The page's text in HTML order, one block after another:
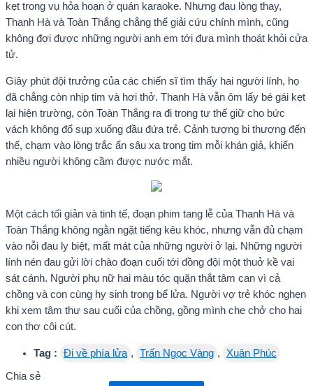
kẹt trong vụ hỏa hoạn ở quán karaoke. Nhưng đau lòng thay,
Thanh Hà và Toàn Thắng chẳng thể giải cứu chính mình, cũng
không đợi được những người anh em tới đưa mình thoát khỏi cửa
tử.
Giây phút đội trưởng của các chiến sĩ tìm thấy hai người lính, họ
đã chẳng còn nhịp tim và hơi thở. Thanh Hà vẫn ôm lấy bé gái kẹt
lại hiện trường, còn Toàn Thắng ra đi trong tư thế giữ cho bức
vách không đổ sụp xuống đầu đứa trẻ. Cảnh tượng bi thương đến
thế, chạm vào lòng trắc ẩn sâu xa trong tim mỗi khán giả, khiến
nhiều người không cầm được nước mắt.
Một cách tối giản và tinh tế, đoạn phim tang lễ của Thanh Hà và
Toàn Thắng không ngằn ngặt tiếng kêu khóc, nhưng vẫn đủ chạm
vào nỗi đau ly biệt, mất mát của những người ở lại. Những người
lính nén đau gửi lời chào đoạn cuối tới đồng đội một thuở kề vai
sát cánh. Người phụ nữ hai màu tóc quặn thắt tâm can vì cả
chồng và con cùng hy sinh trong bể lửa. Người vợ trẻ khóc nghẹn
khi xem tâm thư sau cuối của chồng, gồng mình che chở cho hai
con thơ côi cút.
Tag : Đi về phía lửa , Trấn Ngọc Vàng , Xuân Phúc
Chia sẻ